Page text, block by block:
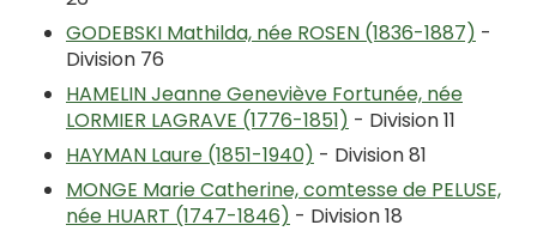
GODEBSKI Mathilda, née ROSEN (1836-1887) -
Division 76
HAMELIN Jeanne Geneviève Fortunée, née
LORMIER LAGRAVE (1776-1851) - Division 11
HAYMAN Laure (1851-1940) - Division 81
MONGE Marie Catherine, comtesse de PELUSE,
née HUART (1747-1846) - Division 18